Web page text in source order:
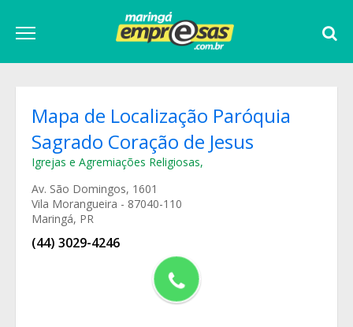
Mapa de Localização Paróquia
Sagrado Coração de Jesus
Igrejas e Agremiações Religiosas,
Av. São Domingos, 1601
Vila Morangueira - 87040-110
Maringá, PR
(44) 3029-4246